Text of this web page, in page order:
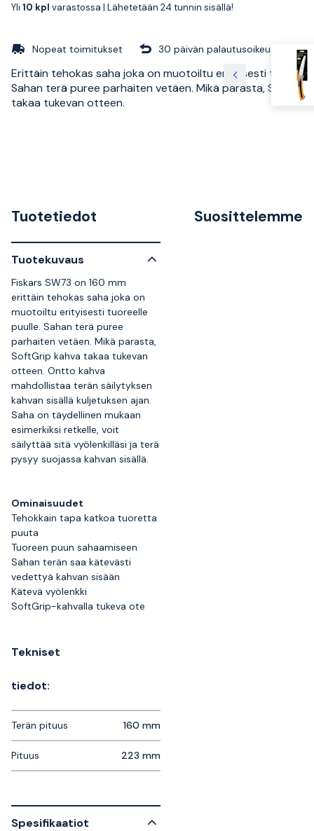
Yli 10 kpl varastossa | Lähetetään 24 tunnin sisällä!
Nopeat toimitukset 30 päivän palautusoikeus
Erittäin tehokas saha joka on muotoiltu erityisesti
Sahan terä puree parhaiten vetäen. Mikä parasta, SoftGrip
takaa tukevan otteen.
Tuotetiedot
Tuotekuvaus
Fiskars SW73 on 160 mm
erittäin tehokas saha joka on
muotoiltu erityisesti tuoreelle
puulle. Sahan terä puree
parhaiten vetäen. Mikä parasta,
SoftGrip kahva takaa tukevan
otteen. Ontto kahva
mahdollistaa terän säilytyksen
kahvan sisällä kuljetuksen ajan.
Saha on täydellinen mukaan
esimerkiksi retkelle, voit
säilyttää sitä vyölenkilläsi ja terä
pysyy suojassa kahvan sisällä.
Ominaisuudet
Tehokkain tapa katkoa tuoretta
puuta
Tuoreen puun sahaamiseen
Sahan terän saa kätevästi
vedettyä kahvan sisään
Kätevä vyölenkki
SoftGrip-kahvalla tukeva ote
Tekniset
tiedot:
Terän pituus 160 mm
Pituus 223 mm
Spesifikaatiot
Suosittelemme